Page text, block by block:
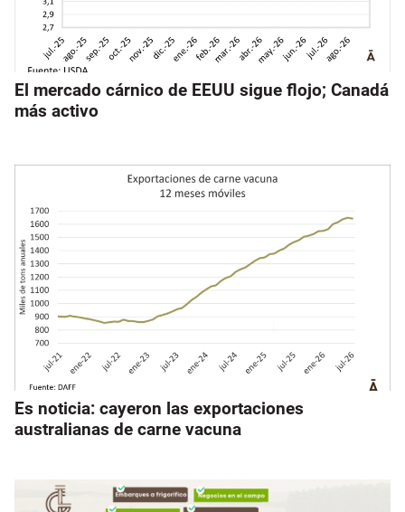
El mercado cárnico de EEUU sigue flojo; Canadá
más activo
Es noticia: cayeron las exportaciones
australianas de carne vacuna